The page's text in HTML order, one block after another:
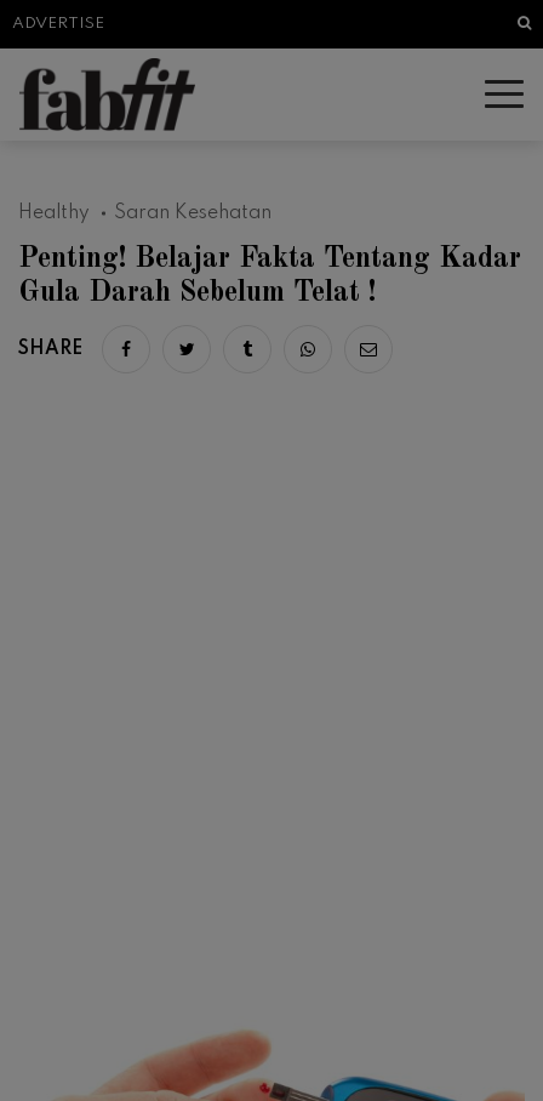
ADVERTISE
Healthy Saran Kesehatan
Penting! Belajar Fakta Tentang Kadar
Gula Darah Sebelum Telat !
SHARE Share on facebook
Share on twitter
Share on tumblr
Share via whatsapp
Share via email